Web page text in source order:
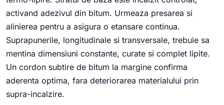
activand adezivul din bitum. Urmeaza presarea si
alinierea pentru a asigura o etansare continua.
Suprapunerile, longitudinale si transversale, trebuie sa
mentina dimensiuni constante, curate si complet lipite.
Un cordon subtire de bitum la margine confirma
aderenta optima, fara deteriorarea materialului prin
supra-incalzire.